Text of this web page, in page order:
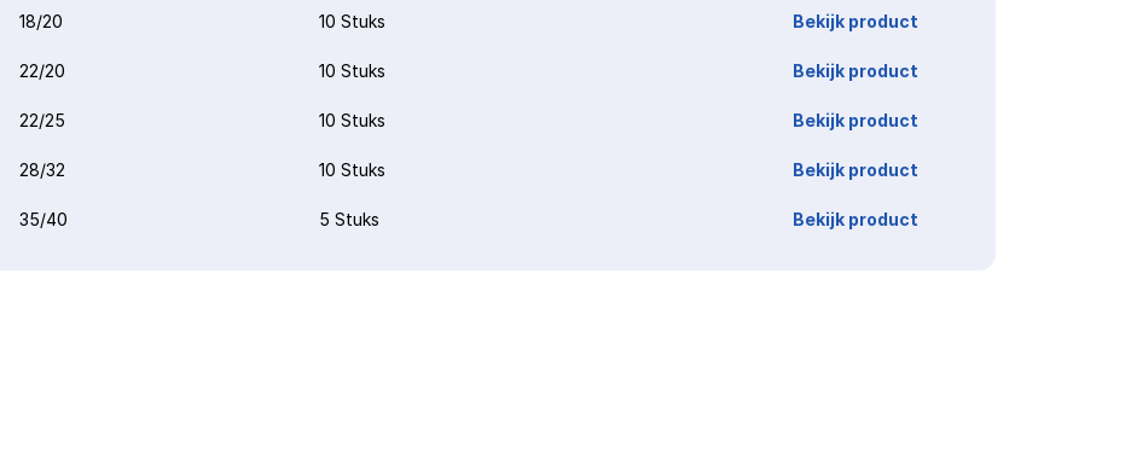
18/20 10 Stuks Bekijk product
22/20 10 Stuks Bekijk product
22/25 10 Stuks Bekijk product
28/32 10 Stuks Bekijk product
35/40 5 Stuks Bekijk product